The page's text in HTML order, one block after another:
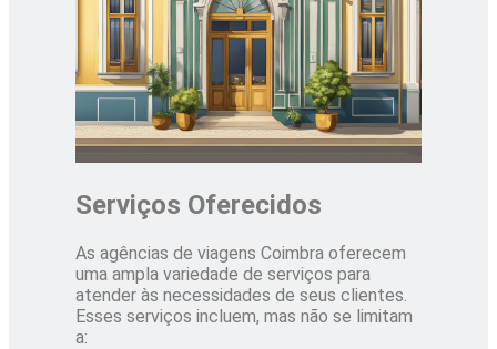
Serviços Oferecidos
As agências de viagens Coimbra oferecem
uma ampla variedade de serviços para
atender às necessidades de seus clientes.
Esses serviços incluem, mas não se limitam
a: